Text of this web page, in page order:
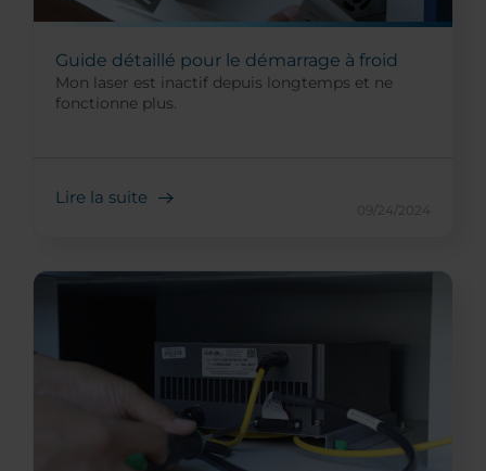
Guide détaillé pour le démarrage à froid
Mon laser est inactif depuis longtemps et ne
fonctionne plus.
Lire la suite
09/24/2024